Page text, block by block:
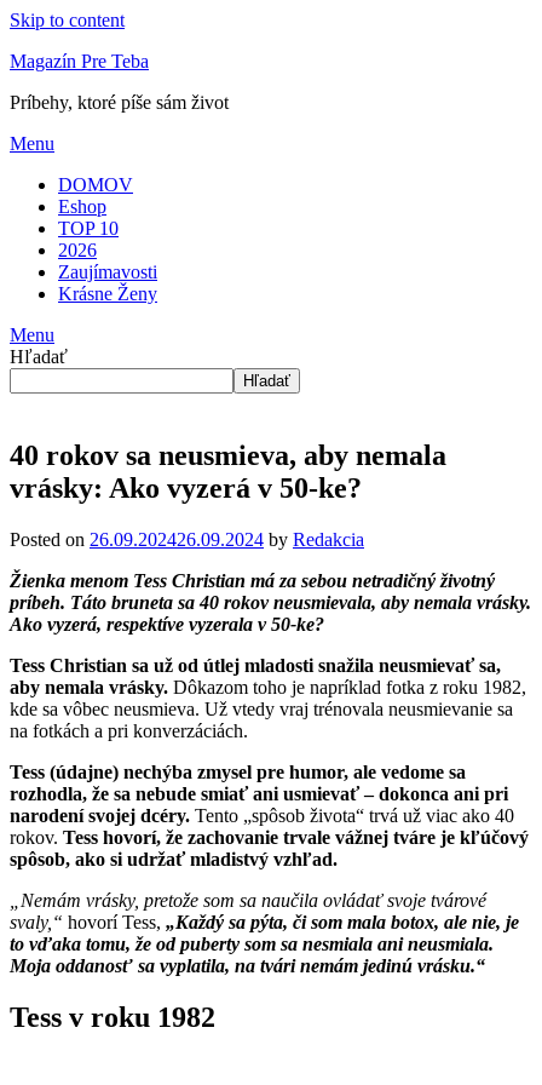
Skip to content
Magazín Pre Teba
Príbehy, ktoré píše sám život
Menu
DOMOV
Eshop
TOP 10
2026
Zaujímavosti
Krásne Ženy
Menu
Hľadať
Hľadať
40 rokov sa neusmieva, aby nemala
vrásky: Ako vyzerá v 50-ke?
Posted on 26.09.202426.09.2024 by Redakcia
Žienka menom Tess Christian má za sebou netradičný životný
príbeh. Táto bruneta sa 40 rokov neusmievala, aby nemala vrásky.
Ako vyzerá, respektíve vyzerala v 50-ke?
Tess Christian sa už od útlej mladosti snažila neusmievať sa,
aby nemala vrásky. Dôkazom toho je napríklad fotka z roku 1982,
kde sa vôbec neusmieva. Už vtedy vraj trénovala neusmievanie sa
na fotkách a pri konverzáciách.
Tess (údajne) nechýba zmysel pre humor, ale vedome sa
rozhodla, že sa nebude smiať ani usmievať – dokonca ani pri
narodení svojej dcéry. Tento „spôsob života“ trvá už viac ako 40
rokov. Tess hovorí, že zachovanie trvale vážnej tváre je kľúčový
spôsob, ako si udržať mladistvý vzhľad.
„Nemám vrásky, pretože som sa naučila ovládať svoje tvárové
svaly,“ hovorí Tess, „Každý sa pýta, či som mala botox, ale nie, je
to vďaka tomu, že od puberty som sa nesmiala ani neusmiala.
Moja oddanosť sa vyplatila, na tvári nemám jedinú vrásku.“
Tess v roku 1982